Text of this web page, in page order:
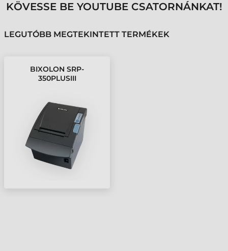
KÖVESSE BE YOUTUBE CSATORNÁNKAT!
LEGUTÓBB MEGTEKINTETT TERMÉKEK
BIXOLON SRP-
350PLUSIII